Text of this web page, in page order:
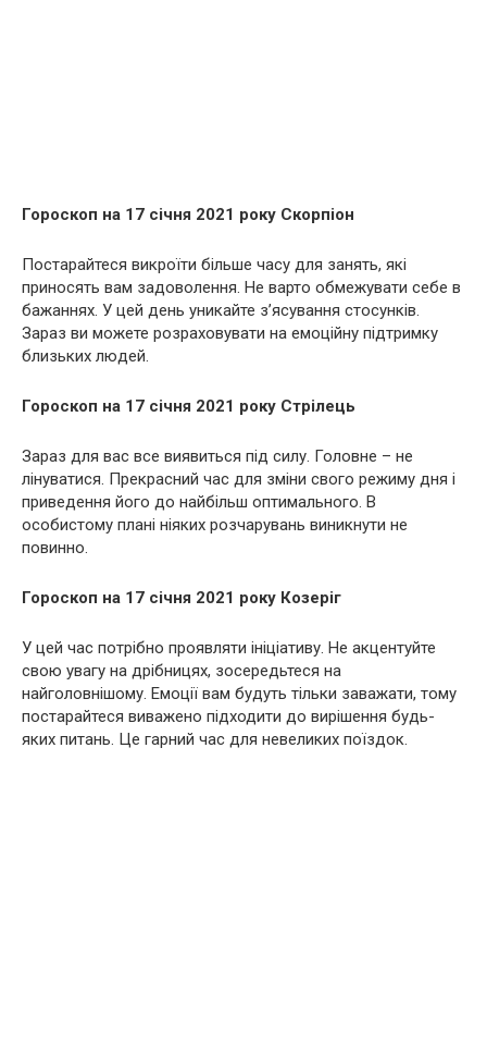
Гороскоп на 17 січня 2021 року Скорпіон
Постарайтеся викроїти більше часу для занять, які
приносять вам задоволення. Не варто обмежувати себе в
бажаннях. У цей день уникайте з’ясування стосунків.
Зараз ви можете розраховувати на емоційну підтримку
близьких людей.
Гороскоп на 17 січня 2021 року Стрілець
Зараз для вас все виявиться під силу. Головне – не
лінуватися. Прекрасний час для зміни свого режиму дня і
приведення його до найбільш оптимального. В
особистому плані ніяких розчарувань виникнути не
повинно.
Гороскоп на 17 січня 2021 року Козеріг
У цей час потрібно проявляти ініціативу. Не акцентуйте
свою увагу на дрібницях, зосередьтеся на
найголовнішому. Емоції вам будуть тільки заважати, тому
постарайтеся виважено підходити до вирішення будь-
яких питань. Це гарний час для невеликих поїздок.